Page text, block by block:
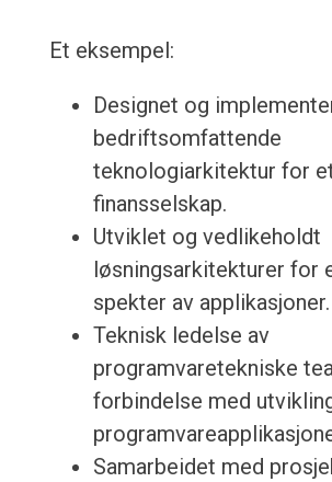
Et eksempel:
Designet og
bedriftsomfattende
teknologiarkitektur for
finansselskap.
Utviklet og vedlikeholdt
løsningsarkitekturer for
spekter av applikasjoner.
Teknisk ledelse av
programvaretekniske
forbindelse med
Samarbeidet med